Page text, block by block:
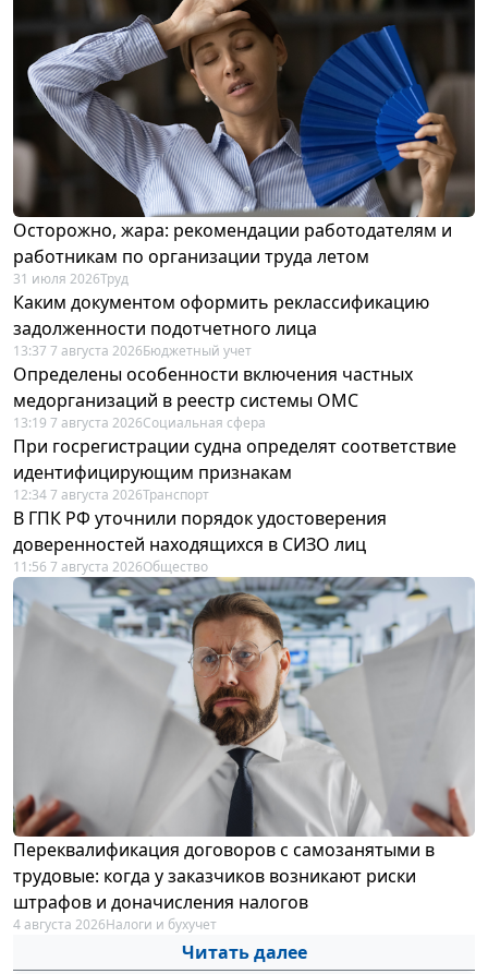
Осторожно, жара: рекомендации работодателям и
работникам по организации труда летом
31 июля 2026Труд
Каким документом оформить реклассификацию
задолженности подотчетного лица
13:37 7 августа 2026Бюджетный учет
Определены особенности включения частных
медорганизаций в реестр системы ОМС
13:19 7 августа 2026Социальная сфера
При госрегистрации судна определят соответствие
идентифицирующим признакам
12:34 7 августа 2026Транспорт
В ГПК РФ уточнили порядок удостоверения
доверенностей находящихся в СИЗО лиц
11:56 7 августа 2026Общество
Переквалификация договоров с самозанятыми в
трудовые: когда у заказчиков возникают риски
штрафов и доначисления налогов
4 августа 2026Налоги и бухучет
Читать далее